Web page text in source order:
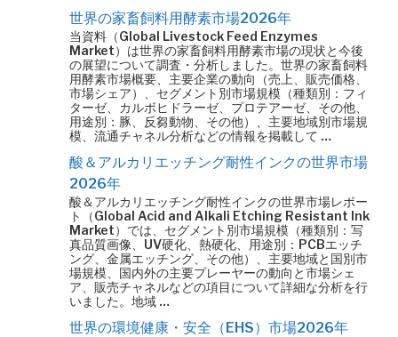
世界の家畜飼料用酵素市場2026年
当資料（Global Livestock Feed Enzymes
Market）は世界の家畜飼料用酵素市場の現状と今後
の展望について調査・分析しました。世界の家畜飼料
用酵素市場概要、主要企業の動向（売上、販売価格、
市場シェア）、セグメント別市場規模（種類別：フィ
ターゼ、カルボヒドラーゼ、プロテアーゼ、その他、
用途別：豚、反芻動物、その他）、主要地域別市場規
模、流通チャネル分析などの情報を掲載して …
酸＆アルカリエッチング耐性インクの世界市場
2026年
酸＆アルカリエッチング耐性インクの世界市場レポー
ト（Global Acid and Alkali Etching Resistant Ink
Market）では、セグメント別市場規模（種類別：写
真品質画像、UV硬化、熱硬化、用途別：PCBエッチ
ング、金属エッチング、その他）、主要地域と国別市
場規模、国内外の主要プレーヤーの動向と市場シェ
ア、販売チャネルなどの項目について詳細な分析を行
いました。地域 …
世界の環境健康・安全（EHS）市場2026年